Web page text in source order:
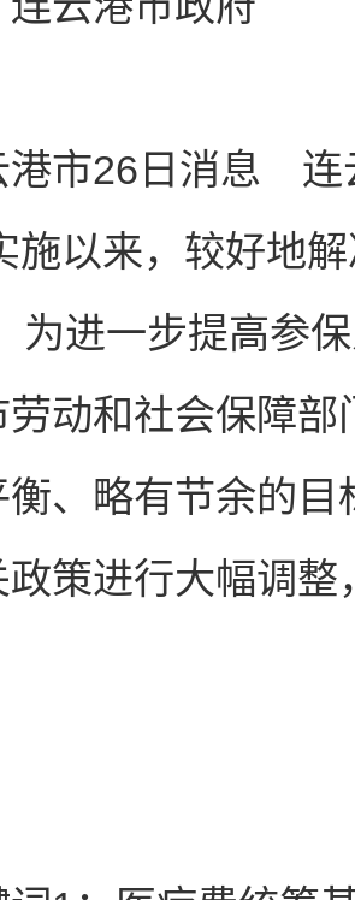
26日消息 连云
施以来，较好地
为进一步提高参
动和社会保障
、略有节余的
策进行大幅调